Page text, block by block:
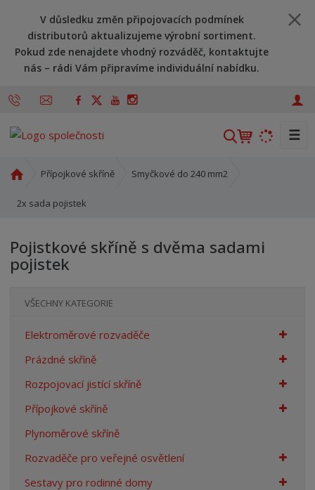
V důsledku změn připojovacích podmínek
distributorů aktualizujeme výrobní sortiment.
Pokud zde nenajdete vhodný rozváděč, kontaktujte
nás – rádi Vám připravíme individuální nabídku.
V
t
☰
o
í
s
a
Přípojkové skříně Smyčkové do 240 mm2
2x sada pojistek
Pojistkové skříně s dvěma sadami
pojistek
VŠECHNY KATEGORIE
Elektroměrové rozvaděče
Prázdné skříně
Rozpojovací jistící skříně
Přípojkové skříně
Plynoměrové skříně
Rozvaděče pro veřejné osvětlení
Sestavy pro rodinné domy